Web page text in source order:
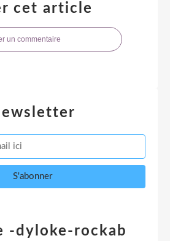
cet article
un commentaire
-dyloke-rockab